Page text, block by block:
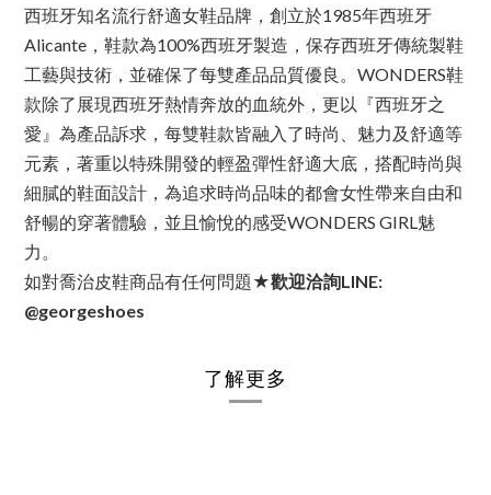
西班牙知名流行舒適女鞋品牌，創立於1985年西班牙
Alicante，鞋款為100%西班牙製造，保存西班牙傳統製鞋
工藝與技術，並確保了每雙產品品質優良。WONDERS鞋
款除了展現西班牙熱情奔放的血統外，更以『西班牙之
愛』為產品訴求，每雙鞋款皆融入了時尚、魅力及舒適等
元素，著重以特殊開發的輕盈彈性舒適大底，搭配時尚與
細膩的鞋面設計，為追求時尚品味的都會女性帶来自由和
舒暢的穿著體驗，並且愉悅的感受WONDERS GIRL魅
力。
如對喬治皮鞋商品有任何問題 ★歡迎洽詢LINE:
@georgeshoes
了解更多